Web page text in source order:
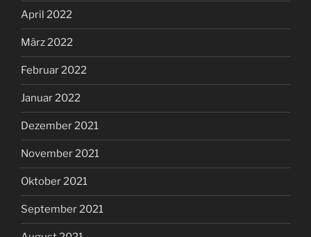
April 2022
März 2022
Februar 2022
Januar 2022
Dezember 2021
November 2021
Oktober 2021
September 2021